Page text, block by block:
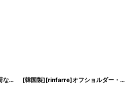
[SALE品のため返品不可＆再入荷なしの現品限り][韓国製][rinfarre]無地・五分袖・Aライン・スクエアネック・肩紐・ファスナー・プリーツ・ミディアムドレス・ワンピース[奈月セナ着用] [韓国製][rinfarre]オフショルダー・ストレッチ・モカベージュ・シャーリング・タイト・ミディアムドレス・ワンピース[奈月セナ着用][送料無料]